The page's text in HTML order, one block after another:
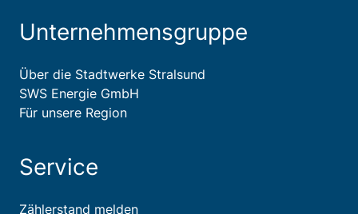
Unternehmensgruppe
Über die Stadtwerke Stralsund
SWS Energie GmbH
Für unsere Region
Service
Zählerstand melden